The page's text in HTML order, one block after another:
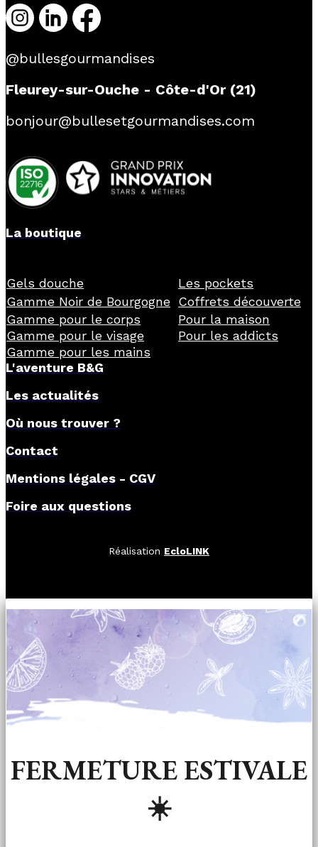
@bullesgourmandises
Fleurey-sur-Ouche - Côte-d'Or (21)
bonjour@bullesetgourmandises.com
La boutique
Gels douche
Les pockets
Gamme Noir de Bourgogne Coffrets découverte
Gamme pour le corps
Pour la maison
Gamme pour le visage
Pour les addicts
Gamme pour les mains
L'aventure B&G
Les actualités
Où nous trouver ?
Contact
Mentions légales - CGV
Foire aux questions
Réalisation EcloLINK
FERMETURE ESTIVALE
☀️